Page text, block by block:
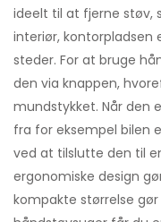
ideelt til at fjerne støv,
interiør,
steder. For at bruge
den via knappen,
mundstykket. Når den
fra for eksempel bilen
ved at tilslutte den til
ergonomiske design
kompakte størrelse